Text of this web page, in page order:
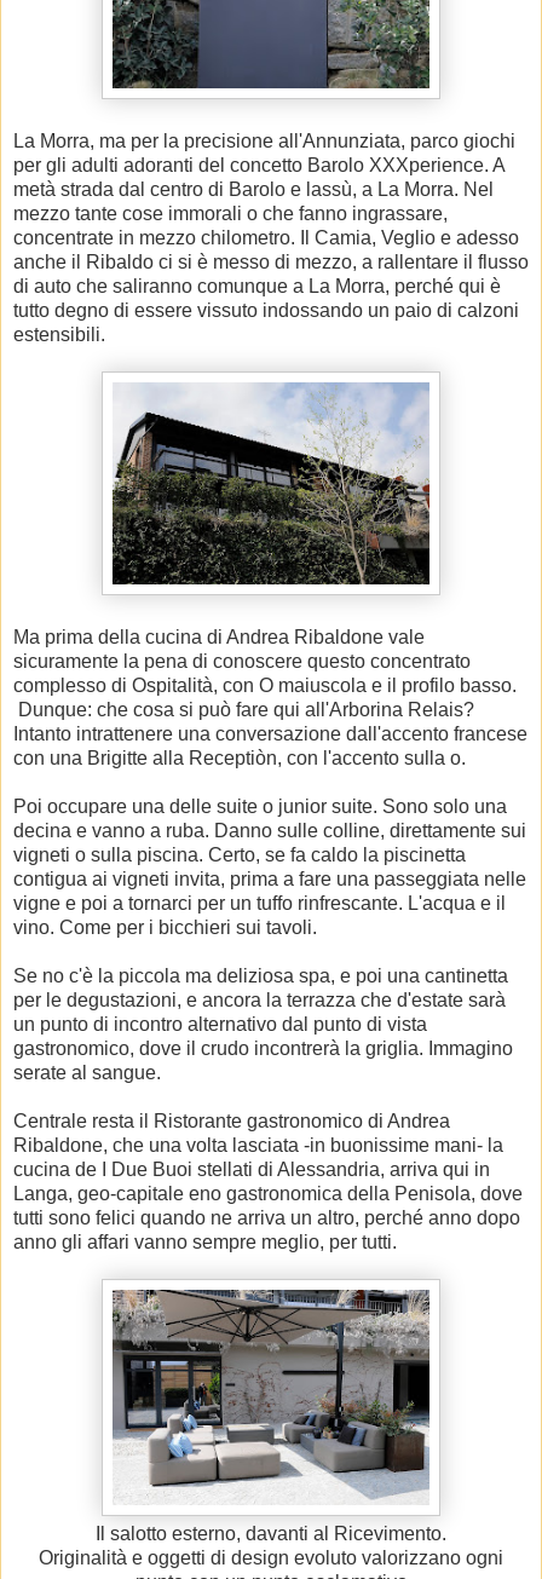
La Morra, ma per la precisione all'Annunziata, parco giochi
per gli adulti adoranti del concetto Barolo XXXperience. A
metà strada dal centro di Barolo e lassù, a La Morra. Nel
mezzo tante cose immorali o che fanno ingrassare,
concentrate in mezzo chilometro. Il Camia, Veglio e adesso
anche il Ribaldo ci si è messo di mezzo, a rallentare il flusso
di auto che saliranno comunque a La Morra, perché qui è
tutto degno di essere vissuto indossando un paio di calzoni
estensibili.
Ma prima della cucina di Andrea Ribaldone vale
sicuramente la pena di conoscere questo concentrato
complesso di Ospitalità, con O maiuscola e il profilo basso.
Dunque: che cosa si può fare qui all'Arborina Relais?
Intanto intrattenere una conversazione dall'accento francese
con una Brigitte alla Receptiòn, con l'accento sulla o.
Poi occupare una delle suite o junior suite. Sono solo una
decina e vanno a ruba. Danno sulle colline, direttamente sui
vigneti o sulla piscina. Certo, se fa caldo la piscinetta
contigua ai vigneti invita, prima a fare una passeggiata nelle
vigne e poi a tornarci per un tuffo rinfrescante. L'acqua e il
vino. Come per i bicchieri sui tavoli.
Se no c'è la piccola ma deliziosa spa, e poi una cantinetta
per le degustazioni, e ancora la terrazza che d'estate sarà
un punto di incontro alternativo dal punto di vista
gastronomico, dove il crudo incontrerà la griglia. Immagino
serate al sangue.
Centrale resta il Ristorante gastronomico di Andrea
Ribaldone, che una volta lasciata -in buonissime mani- la
cucina de I Due Buoi stellati di Alessandria, arriva qui in
Langa, geo-capitale eno gastronomica della Penisola, dove
tutti sono felici quando ne arriva un altro, perché anno dopo
anno gli affari vanno sempre meglio, per tutti.
Il salotto esterno, davanti al Ricevimento.
Originalità e oggetti di design evoluto valorizzano ogni